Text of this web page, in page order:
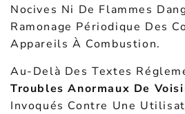
Nocives Ni De Flammes
Ramonage Périodique Des
Appareils À Combustion.
Au-Delà Des Textes
Troubles Anormaux De
Invoqués Contre Une